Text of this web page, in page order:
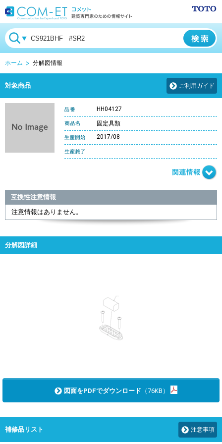
ホーム 分解図情報
対象商品 ご利用ガイド
HH04127
固定具類
2017/08
互換性注意情報
注意情報はありません。
分解図詳細
図面をPDFでダウンロード （76KB）
補修品リスト 注意事項